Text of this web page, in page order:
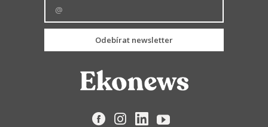
Odebírat newsletter
FacebookInstagramLinkedIn
YouTube